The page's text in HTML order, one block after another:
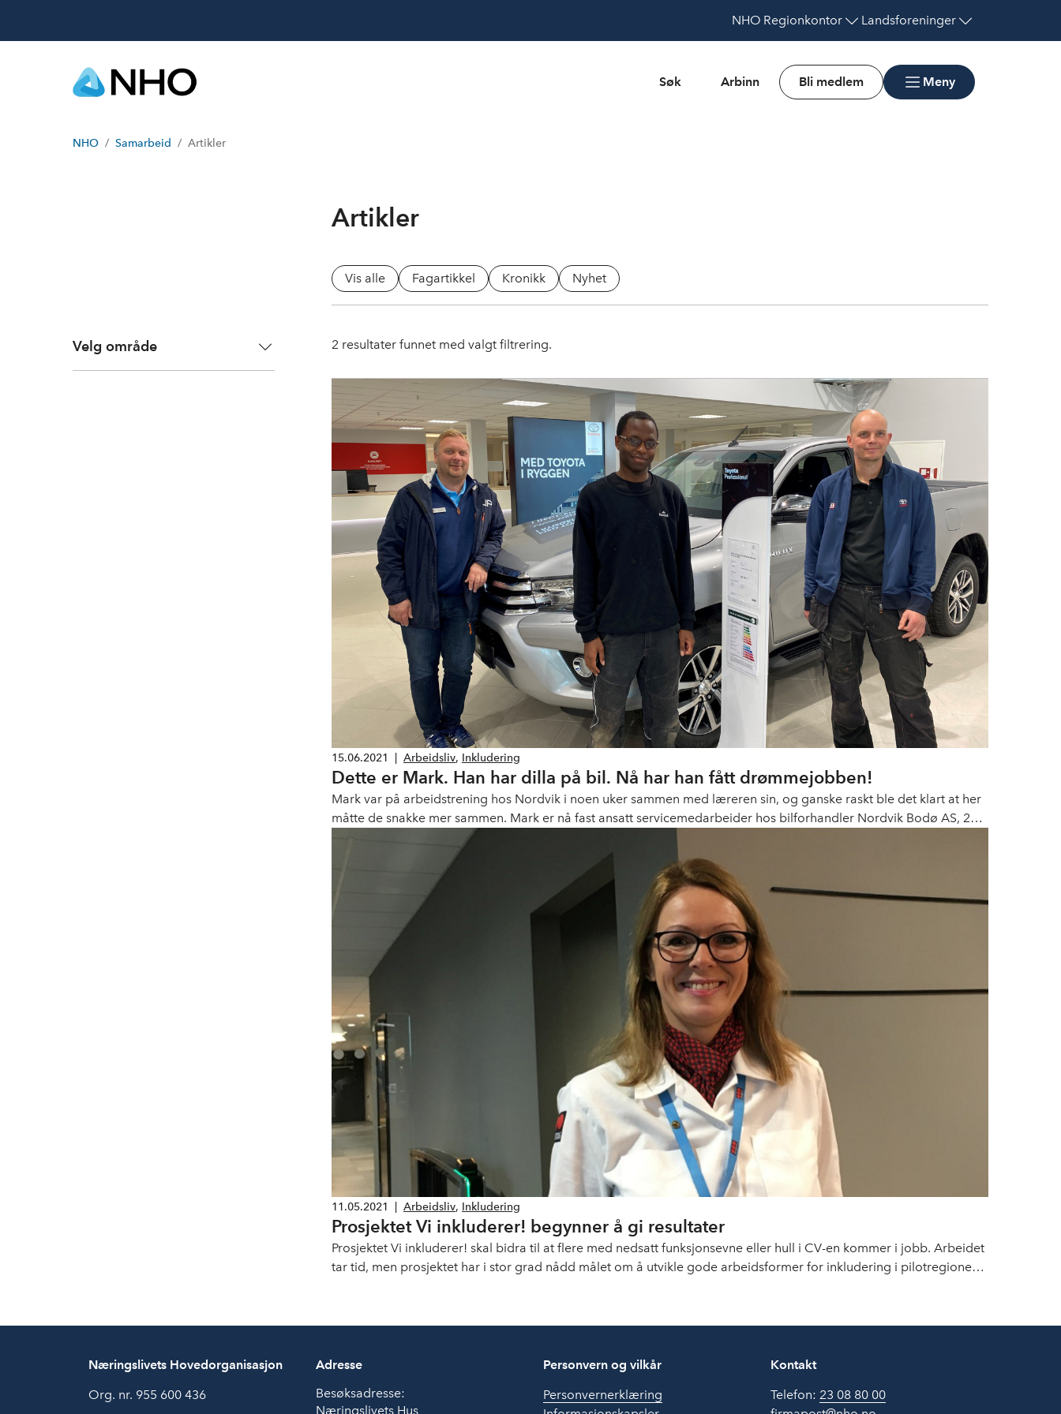
NHO Regionkontor Landsforeninger
Søk Arbinn Bli medlem Meny
NHO Samarbeid Artikler
Artikler
Vis alle Fagartikkel Kronikk Nyhet
Velg område 2 resultater funnet med valgt filtrering.
15.06.2021 Arbeidsliv, Inkludering
Dette er Mark. Han har dilla på bil. Nå har han fått drømmejobben!
Mark var på arbeidstrening hos Nordvik i noen uker sammen med læreren sin, og ganske raskt ble det klart at her
måtte de snakke mer sammen. Mark er nå fast ansatt servicemedarbeider hos bilforhandler Nordvik Bodø AS, 20
11.05.2021 Arbeidsliv, Inkludering
Prosjektet Vi inkluderer! begynner å gi resultater
Prosjektet Vi inkluderer! skal bidra til at flere med nedsatt funksjonsevne eller hull i CV-en kommer i jobb. Arbeidet
tar tid, men prosjektet har i stor grad nådd målet om å utvikle gode arbeidsformer for inkludering i pilotregionene
Næringslivets Hovedorganisasjon
Org. nr. 955 600 436
Adresse
Besøksadresse:
Næringslivets Hus
Personvern og vilkår
Personvernerklæring
Kontakt
Telefon: 23 08 80 00